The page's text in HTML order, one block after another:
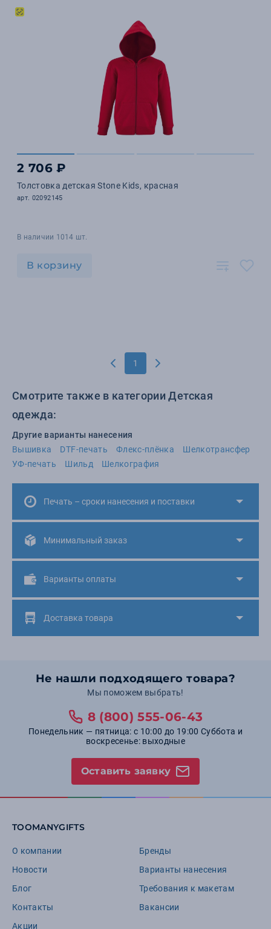
2 706 ₽
Толстовка детская Stone Kids, красная
арт. 02092145
В наличии 1014 шт.
В корзину
1
Смотрите также в категории Детская
одежда:
Другие варианты нанесения
Вышивка
DTF-печать Флекс-плёнка
Шелкотрансфер
УФ-печать
Шильд Шелкография
Печать – сроки нанесения и поставки
Минимальный заказ
Варианты оплаты
Доставка товара
Не нашли подходящего товара?
Мы поможем выбрать!
8 (800) 555-06-43
Понедельник — пятница: с 10:00 до 19:00 Суббота и
воскресенье: выходные
Оставить заявку
TOOMANYGIFTS
О компании
Новости
Блог
Контакты
Акции
Бренды
Варианты нанесения
Требования к макетам
Вакансии